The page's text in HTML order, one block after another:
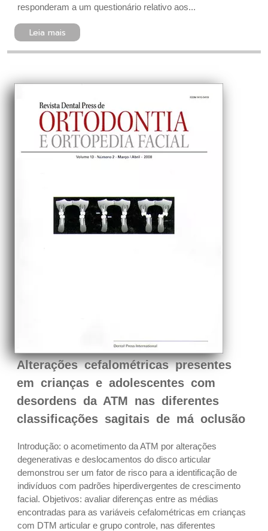
responderam a um questionário relativo aos...
Leia mais
Alterações cefalométricas presentes
em crianças e adolescentes com
desordens da ATM nas diferentes
classificações sagitais de má oclusão
Introdução: o acometimento da ATM por alterações
degenerativas e deslocamentos do disco articular
demonstrou ser um fator de risco para a identificação de
indivíduos com padrões hiperdivergentes de crescimento
facial. Objetivos: avaliar diferenças entre as médias
encontradas para as variáveis cefalométricas em crianças
com DTM articular e grupo controle, nas diferentes